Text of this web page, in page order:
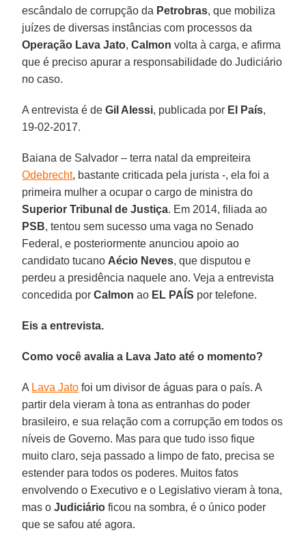
escândalo de corrupção da Petrobras, que mobiliza
juízes de diversas instâncias com processos da
Operação Lava Jato,Calmon volta à carga, e afirma
que é preciso apurar a responsabilidade do Judiciário
no caso.
A entrevista é deGil Alessi, publicada por El País,
19-02-2017.
Baiana de Salvador – terra natal da empreiteira
Odebrecht, bastante criticada pela jurista -, ela foi a
primeira mulher a ocupar o cargo de ministra do
Superior Tribunal de Justiça. Em 2014, filiada ao
PSB, tentou sem sucesso uma vaga no Senado
Federal, e posteriormente anunciou apoio ao
candidato tucano Aécio Neves, que disputou e
perdeu a presidência naquele ano. Veja a entrevista
concedida porCalmon ao EL PAÍS por telefone.
Eis a entrevista.
Como você avalia a Lava Jato até o momento?
A Lava Jato foi um divisor de águas para o país. A
partir dela vieram à tona as entranhas do poder
brasileiro, e sua relação com a corrupção em todos os
níveis de Governo. Mas para que tudo isso fique
muito claro, seja passado a limpo de fato, precisa se
estender para todos os poderes. Muitos fatos
envolvendo o Executivo e o Legislativo vieram à tona,
mas oJudiciário ficou na sombra, é o único poder
que se safou até agora.